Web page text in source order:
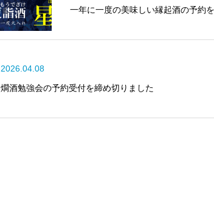
一年に一度の美味しい縁起酒の予約
2026.04.08
燗酒勉強会の予約受付を締め切りました